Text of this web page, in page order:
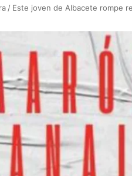
/ Este joven de Albacete rompe